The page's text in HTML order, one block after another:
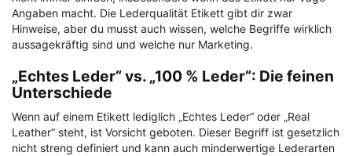
Angaben macht. Die Lederqualität Etikett gibt dir zwar
Hinweise, aber du musst auch wissen, welche Begriffe wirklich
aussagekräftig sind und welche nur Marketing.
„Echtes Leder“ vs. „100 % Leder“: Die feinen
Unterschiede
Wenn auf einem Etikett lediglich „Echtes Leder“ oder „Real
Leather“ steht, ist Vorsicht geboten. Dieser Begriff ist gesetzlich
nicht streng definiert und kann auch minderwertige Lederarten